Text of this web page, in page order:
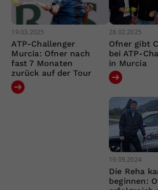
19.03.2025
ATP-Challenger
Murcia: Ofner nach
fast 7 Monaten
zurück auf der Tour
28.02.2025
Ofner gibt
bei ATP-
in Murcia
19.09.2024
Die Reha
beginnen: